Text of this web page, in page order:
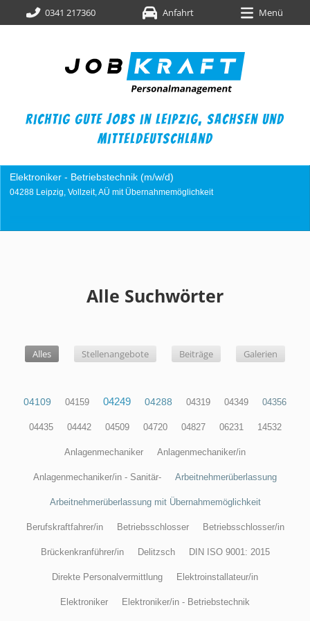
0341 217360 Anfahrt Menü
richtig gute jobs in leipzig, sachsen und
mitteldeutschland
Elektroniker - Betriebstechnik (m/w/d)
04288 Leipzig, Vollzeit, AÜ mit Übernahmemöglichkeit
Alle Suchwörter
Alles
Alles Stellenangebote Beiträge Galerien
04109 04159 04249 04288 04319 04349 04356
04435 04442 04509 04720 04827 06231 14532
Anlagenmechaniker Anlagenmechaniker/in
Anlagenmechaniker/in - Sanitär- Arbeitnehmerüberlassung
Arbeitnehmerüberlassung mit Übernahmemöglichkeit
Berufskraftfahrer/in Betriebsschlosser Betriebsschlosser/in
Brückenkranführer/in Delitzsch DIN ISO 9001: 2015
Direkte Personalvermittlung Elektroinstallateur/in
Elektroniker Elektroniker/in - Betriebstechnik